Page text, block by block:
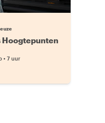
Hoogtepunten
• 7 uur